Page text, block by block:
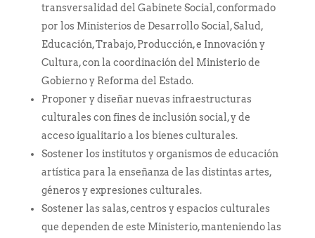
transversalidad del Gabinete Social, conformado
por los Ministerios de Desarrollo Social, Salud,
Educación, Trabajo, Producción, e Innovación y
Cultura, con la coordinación del Ministerio de
Gobierno y Reforma del Estado.
Proponer y diseñar nuevas infraestructuras
culturales con fines de inclusión social, y de
acceso igualitario a los bienes culturales.
Sostener los institutos y organismos de educación
artística para la enseñanza de las distintas artes,
géneros y expresiones culturales.
Sostener las salas, centros y espacios culturales
que dependen de este Ministerio, manteniendo las